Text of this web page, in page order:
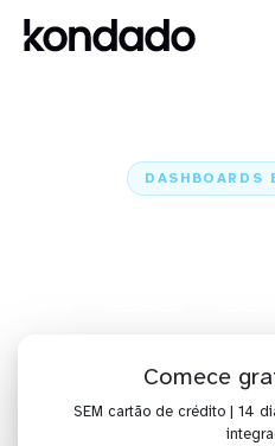
DASHBOARDS
Comece
SEM cartão de crédito | 14